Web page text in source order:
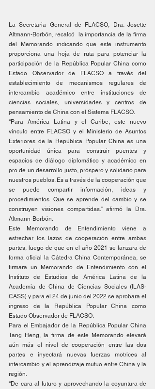
La Secretaria General de FLACSO, Dra. Josette
Altmann-Borbón, recalcó  la importancia de la firma
del Memorando indicando que este instrumento
proporciona una hoja de ruta para potenciar la
participación de la República Popular China como
Estado Observador de FLACSO a través del
establecimiento de mecanismos regulares de
intercambio académico entre instituciones de
ciencias sociales, universidades y centros de
pensamiento de China con el Sistema FLACSO.
“Para América Latina y el Caribe, este nuevo
vínculo entre FLACSO y el Ministerio de Asuntos
Exteriores de la República Popular China es una
oportunidad única para construir puentes y
espacios de diálogo diplomático y académico en
pro de un desarrollo justo, próspero y solidario para
nuestros pueblos. Es a través de la cooperación que
se puede compartir información, ideas y
procedimientos. Que se aprende del cambio y se
construyen visiones compartidas.” afirmó la Dra.
Altmann-Borbón.
Este Memorando de Entendimiento viene a
estrechar los lazos de cooperación entre ambas
partes, luego de que en el año 2021 se lanzara de
forma oficial la Cátedra China Contemporánea, se
firmara un Memorando de Entendimiento con el
Instituto de Estudios de América Latina de la
Academia de China de Ciencias Sociales (ILAS-
CASS) y para el 24 de junio del 2022 se aprobara el
ingreso de la República Popular China como
Estado Observador de FLACSO.
Para el Embajador de la República Popular China
Tang Heng, la firma de este Memorando elevará
aún más el nivel de cooperación entre las dos
partes e inyectará nuevas fuerzas motrices al
intercambio y el aprendizaje mutuo entre China y la
región.
“De cara al futuro y aprovechando la coyuntura de